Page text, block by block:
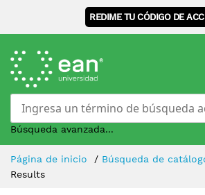
REDIME TU CÓDIGO DE
Búsqueda avanzada...
Skip
Content
Página de inicio
Búsqueda de
Results